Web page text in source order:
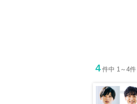
4 件中 1～4件